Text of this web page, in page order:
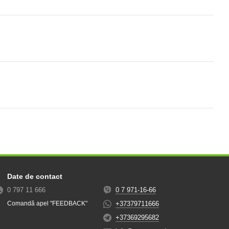
Date de contact
0 797 11 666
Comandă apel "FEEDBACK"
0 7 971-16-66
+37379711666
+37369295682